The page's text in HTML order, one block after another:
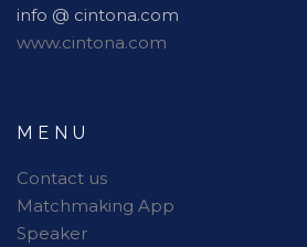
info @ cintona.com
www.cintona.com
MENU
Contact us
Matchmaking App
Speaker